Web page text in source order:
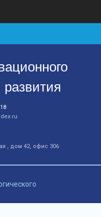
, дом 42, офис 306